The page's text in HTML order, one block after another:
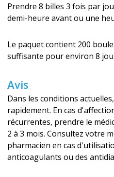
Prendre 8 billes 3 fois par
demi-heure avant ou une
Le paquet contient 200
suffisante pour environ 8
Avis
Dans les conditions
rapidement. En cas
récurrentes, prendre le
2 à 3 mois. Consultez votre
pharmacien en cas
anticoagulants ou des